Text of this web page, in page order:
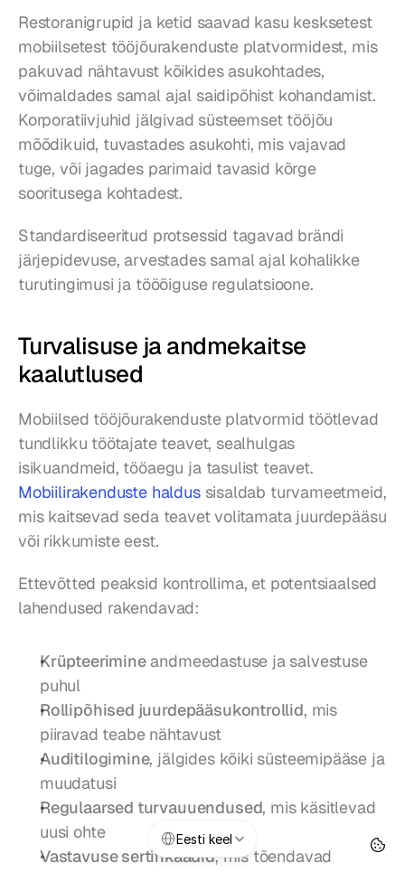
Restoranigrupid ja ketid saavad kasu kesksetest
mobiilsetest tööjõurakenduste platvormidest, mis
pakuvad nähtavust kõikides asukohtades,
võimaldades samal ajal saidipõhist kohandamist.
Korporatiivjuhid jälgivad süsteemset tööjõu
mõõdikuid, tuvastades asukohti, mis vajavad
tuge, või jagades parimaid tavasid kõrge
sooritusega kohtadest.
Standardiseeritud protsessid tagavad brändi
järjepidevuse, arvestades samal ajal kohalikke
turutingimusi ja tööõiguse regulatsioone.
Turvalisuse ja andmekaitse
kaalutlused
Mobiilsed tööjõurakenduste platvormid töötlevad
tundlikku töötajate teavet, sealhulgas
Mobiilirakenduste haldus sisaldab turvameetmeid,
mis kaitsevad seda teavet volitamata juurdepääsu
või rikkumiste eest.
Ettevõtted peaksid kontrollima, et potentsiaalsed
lahendused rakendavad:
Krüpteerimine andmeedastuse ja salvestuse
puhul
Rollipõhised juurdepääsukontrollid, mis
piiravad teabe nähtavust
Auditilogimine, jälgides kõiki süsteemipääse ja
muudatusi
Regulaarsed turvauuendused, mis käsitlevad
uusi ohte
Vastavuse sertifikaadid, mis tõendavad
Eesti keel